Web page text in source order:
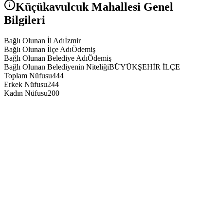
Küçükavulcuk Mahallesi Genel
Bilgileri
Bağlı Olunan İl Adıİzmir
Bağlı Olunan İlçe AdıÖdemiş
Bağlı Olunan Belediye AdıÖdemiş
Bağlı Olunan Belediyenin NiteliğiBÜYÜKŞEHİR İLÇE
Toplam Nüfusu444
Erkek Nüfusu244
Kadın Nüfusu200